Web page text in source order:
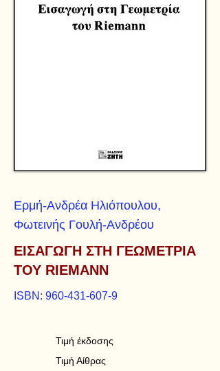
Ερμή-Ανδρέα Ηλιόπουλου,
Φωτεινής Γουλή-Ανδρέου
ΕΙΣΑΓΩΓΗ ΣΤΗ ΓΕΩΜΕΤΡΙΑ
ΤΟΥ RIEMANN
ISBN: 960-431-607-9
Τιμή έκδοσης
Τιμή Αίθρας